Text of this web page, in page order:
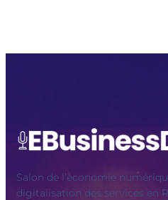
Salon de l’économie
digitalisation des services en